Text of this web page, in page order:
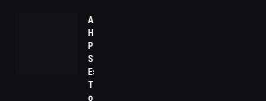
A Revolução na
Higiene
Pessoal: Como a
Sustentabilidade
Está
Transformando
os Banheiros